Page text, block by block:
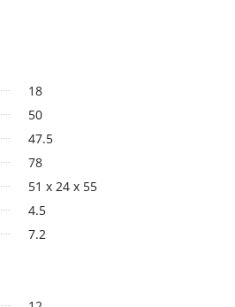
18
50
47.5
78
51 x 24 x 55
4.5
7.2